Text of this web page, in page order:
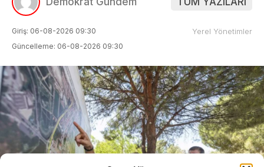
Giriş: 06-08-2026 09:30
Güncelleme: 06-08-2026 09:30
Yerel Yönetimler